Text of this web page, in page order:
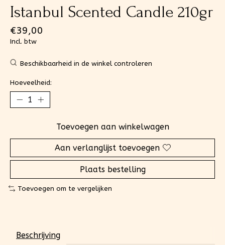
Istanbul Scented Candle 210gr
€39,00
Incl. btw
Beschikbaarheid in de winkel controleren
Hoeveelheid:
Toevoegen aan winkelwagen
Aan verlanglijst toevoegen
Plaats bestelling
Toevoegen om te vergelijken
Beschrijving